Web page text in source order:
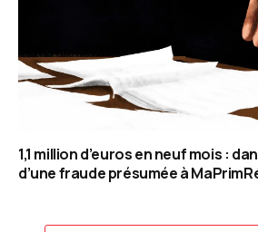
1,1 million d’euros en neuf mois :
d’une fraude présumée à